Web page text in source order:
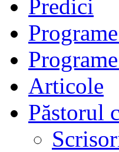
Predici
Articole
Păstorul